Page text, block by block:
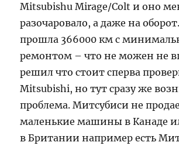
Mitsubishu Mirage/Colt и оно
разочаровало, а даже на
прошла 366000 км с
ремонтом – что не можен не
решил что стоит сперва
Mitsubishi, но тут сразу же
проблема. Митсубиси не
маленькие машины в Канаде
в Британии например есть